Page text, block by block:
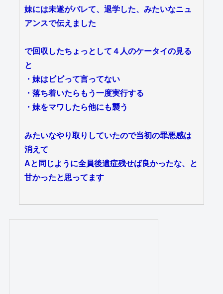
妹には未遂がバレて、退学した、みたいなニュ
アンスで伝えました
で回収したちょっとして４人のケータイの見る
と
・妹はビビって言ってない
・落ち着いたらもう一度実行する
・妹をマワしたら他にも襲う
みたいなやり取りしていたので当初の罪悪感は
消えて
Aと同じように全員後遺症残せば良かったな、と
甘かったと思ってます